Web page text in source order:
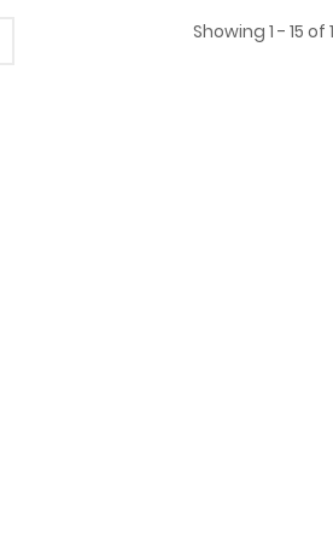
Showing 1 - 15